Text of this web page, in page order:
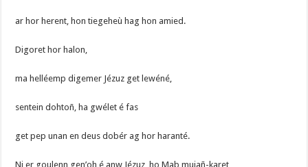
ar hor herent, hon tiegeheù hag hon amied.
Digoret hor halon,
ma helléemp digemer Jézuz get lewéné,
sentein dohtoñ, ha gwélet é fas
get pep unan en deus dobér ag hor haranté.
Ni er goulenn gen’oh é anw Jézuz, ho Mab muiañ-karet,